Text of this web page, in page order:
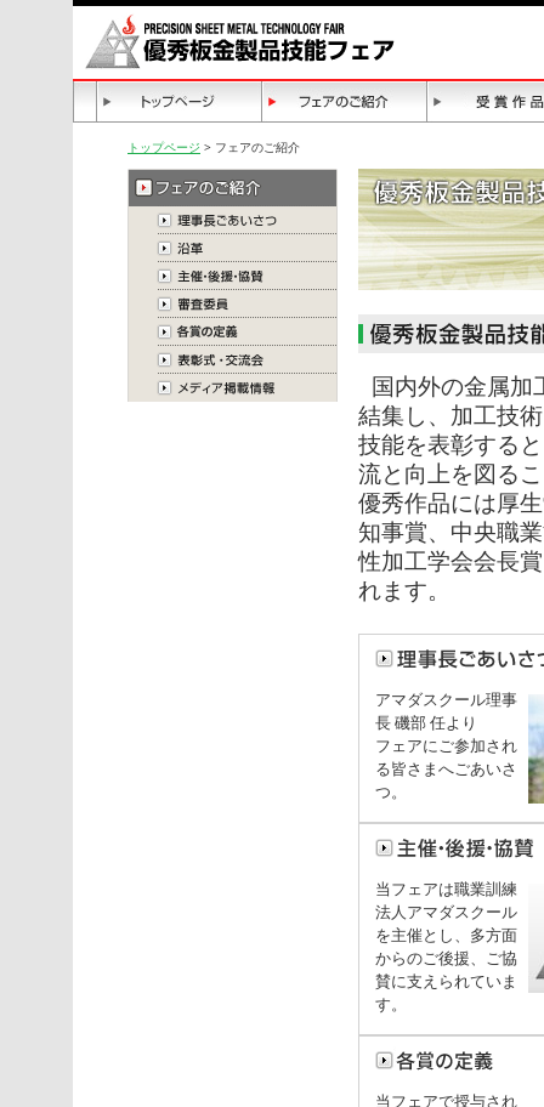
トップページ > フェアのご紹介
国内外の金属加
結集し、加工技
技能を表彰する
流と向上を図る
優秀作品には厚
知事賞、中央職
性加工学会会長
れます。
アマダスクール理事
長 磯部 任より
フェアにご参加され
る皆さまへごあいさ
つ。
当フェアは職業訓練
法人アマダスクール
を主催とし、多方面
からのご後援、ご協
賛に支えられていま
す。
当フェアで授与され